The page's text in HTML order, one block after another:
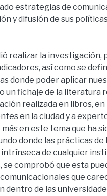
estrategias de
y difusión de sus
realizar la investigación,
así como se
donde poder aplicar
un fichaje de la literatura
realizada en libros,
en la ciudad y a
en este tema que ha
donde las prácticas de
de cualquier
se comprobó que esta
que
de las